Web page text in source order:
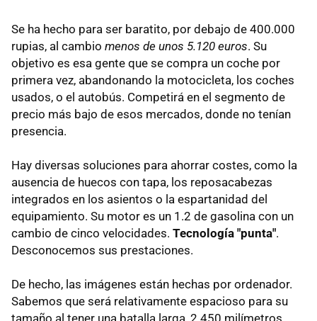
Se ha hecho para ser baratito, por debajo de 400.000
rupias, al cambio menos de unos 5.120 euros. Su
objetivo es esa gente que se compra un coche por
primera vez, abandonando la motocicleta, los coches
usados, o el autobús. Competirá en el segmento de
precio más bajo de esos mercados, donde no tenían
presencia.
Hay diversas soluciones para ahorrar costes, como la
ausencia de huecos con tapa, los reposacabezas
integrados en los asientos o la espartanidad del
equipamiento. Su motor es un 1.2 de gasolina con un
cambio de cinco velocidades. Tecnología "punta".
Desconocemos sus prestaciones.
De hecho, las imágenes están hechas por ordenador.
Sabemos que será relativamente espacioso para su